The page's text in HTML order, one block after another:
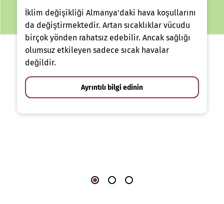
İklim değişikliği Almanya'daki hava koşullarını
da değiştirmektedir. Artan sıcaklıklar vücudu
birçok yönden rahatsız edebilir. Ancak sağlığı
olumsuz etkileyen sadece sıcak havalar
değildir.
Ayrıntılı bilgi edinin